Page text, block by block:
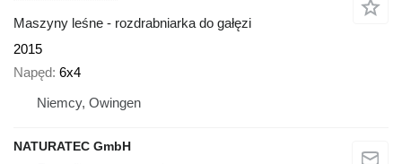
Maszyny leśne - rozdrabniarka do gałęzi
2015
Napęd 6x4
Niemcy, Owingen
NATURATEC GmbH